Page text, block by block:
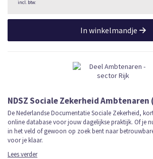
In winkelmandje
NDSZ Sociale Zekerheid
De Nederlandse Documentatie Sociale Zekerheid,
online database voor jouw dagelijkse praktijk. Of je
in het veld of gewoon op zoek bent naar
voor je klaar.
Lees verder